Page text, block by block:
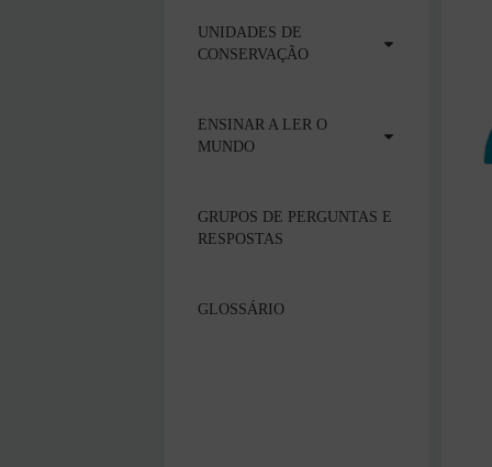
UNIDADES DE
CONSERVAÇÃO
ENSINAR A LER O
MUNDO
GRUPOS DE PERGUNTAS E
RESPOSTAS
GLOSSÁRIO